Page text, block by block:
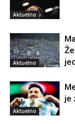
Aktuelno
Aktuelno
Aktuelno
je